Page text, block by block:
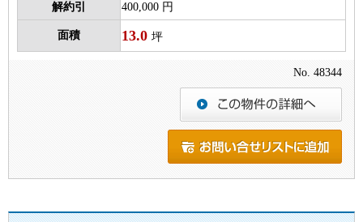
解約引 400,000 円
面積 13.0 坪
No. 48344